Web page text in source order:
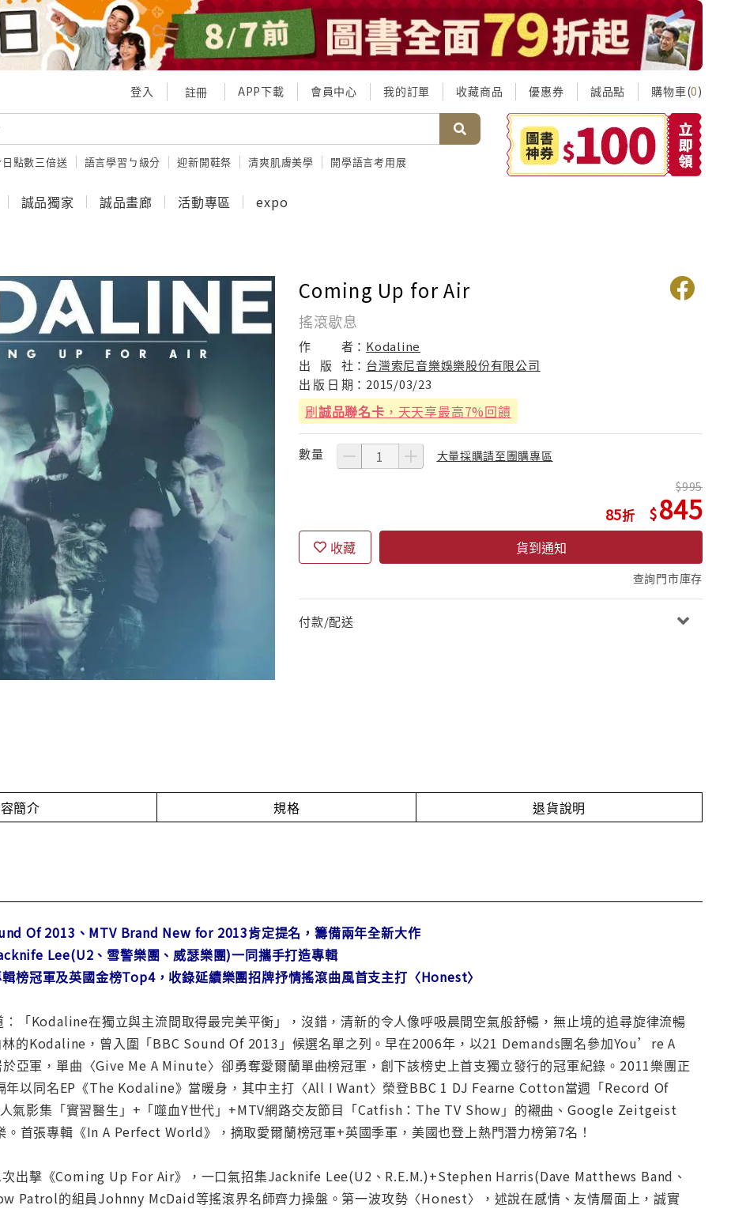
登入 註冊 APP下載 會員中心 我的訂單 收藏商品 優惠券 誠品點 購物車(0)
點數三倍送 語言學習ㄅ級分 迎新開鞋祭 清爽肌膚美學 開學語言考用展
誠品獨家 誠品畫廊 活動專區 expo
Coming Up for Air
搖滾歇息
作 者： Kodaline
出
版 社： 台灣索尼音樂娛樂股份有限公司
出 版 日 期： 2015/03/23
刷誠品聯名卡 ，天天享最高7%回饋
數量 大量採購請至團購專區
85
995
845
收藏 貨到通知
查詢門市庫存
付款/配送
簡介 規格 退貨說明
Of 2013、MTV Brand New for 2013肯定提名，籌備兩年全新大作
Lee(U2、雪警樂團、威瑟樂團)一同攜手打造專輯
榜冠軍及英國金榜Top4，收錄延續樂團招牌抒情搖滾曲風首支主打〈Honest〉
：「Kodaline在獨立與主流間取得最完美平衡」，沒錯，清新的令人像呼吸晨間空氣般舒暢，無止境的追尋旋律流暢
林的Kodaline，曾入圍「BBC Sound Of 2013」候選名單之列。早在2006年，以21 Demands團名參加You’re A
亞軍，單曲〈Give Me A Minute〉卻勇奪愛爾蘭單曲榜冠軍，創下該榜史上首支獨立發行的冠軍紀錄。2011樂團正
以同名EP《The Kodaline》當暖身，其中主打〈All I Want〉榮登BBC 1 DJ Fearne Cotton當週「Record Of
氣影集「實習醫生」+「噬血Y世代」+MTV網路交友節目「Catfish：The TV Show」的襯曲、Google Zeitgeist
。首張專輯《In A Perfect World》，摘取愛爾蘭榜冠軍+英國季軍，美國也登上熱門潛力榜第7名！
次出擊《Coming Up For Air》，一口氣招集Jacknife Lee(U2、R.E.M.)+Stephen Harris(Dave Matthews Band、
Patrol的組員Johnny McDaid等搖滾界名師齊力操盤。第一波攻勢〈Honest〉，述說在感情、友情層面上，誠實